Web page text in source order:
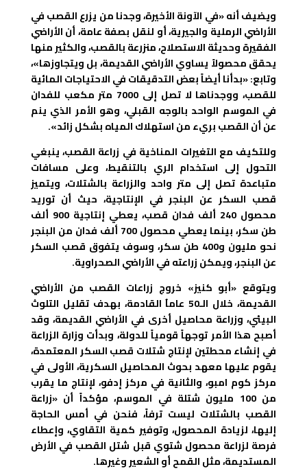
ويضيف أنه «في الآونة الأخيرة، وجدنا من يزرع القصب في
الأراضي الرملية والجيرية، أو لنقل بصفة عامة، أن الأراضي
الفقيرة وحديثة الاستصلاح، منزرعة بالقصب، والكثير منها
يحقق محصولاً يساوي الأراضي القديمة، بل ويتجاوزها»،
وتابع: «بدأنا أيضاً بعض التدقيقات في الاحتياجات المائية
للقصب، ووجدناها لا تصل إلى 7000 متر مكعب للفدان
في الموسم الواحد بالوجه القبلي، وهو الأمر الذي ينم
عن أن القصب بريء من استهلاك المياه بشكل زائد».
وللتكيف مع التغيرات المناخية في زراعة القصب، ينبغي
التحول إلى استخدام الري بالتنقيط، وعلى مسافات
متباعدة تصل إلى متر واحد والزراعة بالشتلات، ويتميز
قصب السكر عن البنجر في الإنتاجية، حيث أن توريد
محصول 240 ألف فدان قصب، يعطي إنتاجية 900 ألف
طن سكر، بينما يعطي محصول 700 ألف فدان من البنجر
نحو مليون و400 طن سكر، وسوف يتفوق قصب السكر
عن البنجر، ويمكن زراعته في الأراضي الصحراوية.
ويتوقع «أبو كنيز» خروج زراعات القصب من الأراضي
القديمة، خلال الـ50 عاماُ القادمة، بهدف تقليل التلوث
البيئي، وزراعة محاصيل أخرى في الأراضي القديمة، وقد
أصبح هذا الأمر توجهاً قومياً للدولة، وبدأت وزارة الزراعة
في إنشاء محطتين لإنتاج شتلات قصب السكر المعتمدة،
يقوم عليها معهد بحوث المحاصيل السكرية، الأولى في
مركز كوم امبو، والثانية في مركز إدفو، لإنتاج ما يقرب
من 100 مليون شتلة في الموسم، مؤكداً أن «زراعة
القصب بالشتلات ليست ترفاً، فنحن في أمس الحاجة
إليها، لزيادة المحصول، وتوفير كمية التقاوي، وإعطاء
فرصة لزراعة محصول شتوي قبل شتل القصب في الأرض
المستديمة، مثل القمح أو الشعير وغيرها.